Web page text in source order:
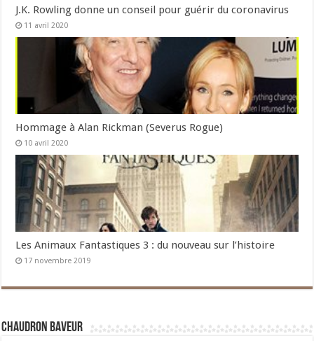
J.K. Rowling donne un conseil pour guérir du coronavirus
11 avril 2020
Hommage à Alan Rickman (Severus Rogue)
10 avril 2020
Les Animaux Fantastiques 3 : du nouveau sur l’histoire
17 novembre 2019
Chaudron Baveur